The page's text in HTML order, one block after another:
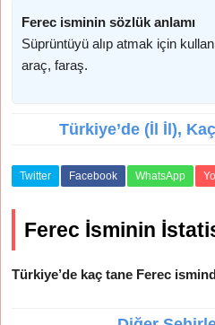
Ferec isminin sözlük anlamı
Süprüntüyü alıp atmak için
araç, faraş.
Türkiye’de (İl İl),
Twitter Facebook WhatsApp
Ferec İsminin
Türkiye’de kaç tane Ferec